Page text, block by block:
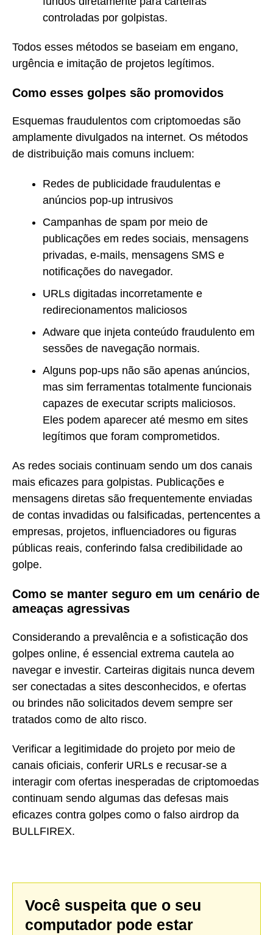
controladas por golpistas.
Todos esses métodos se baseiam em engano,
urgência e imitação de projetos legítimos.
Como esses golpes são promovidos
Esquemas fraudulentos com criptomoedas são
amplamente divulgados na internet. Os métodos
de distribuição mais comuns incluem:
Redes de publicidade fraudulentas e
anúncios pop-up intrusivos
Campanhas de spam por meio de
publicações em redes sociais, mensagens
privadas, e-mails, mensagens SMS e
notificações do navegador.
URLs digitadas incorretamente e
redirecionamentos maliciosos
Adware que injeta conteúdo fraudulento em
sessões de navegação normais.
Alguns pop-ups não são apenas anúncios,
mas sim ferramentas totalmente funcionais
capazes de executar scripts maliciosos.
Eles podem aparecer até mesmo em sites
legítimos que foram comprometidos.
As redes sociais continuam sendo um dos canais
mais eficazes para golpistas. Publicações e
mensagens diretas são frequentemente enviadas
de contas invadidas ou falsificadas, pertencentes a
empresas, projetos, influenciadores ou figuras
públicas reais, conferindo falsa credibilidade ao
golpe.
Como se manter seguro em um cenário de
ameaças agressivas
Considerando a prevalência e a sofisticação dos
golpes online, é essencial extrema cautela ao
navegar e investir. Carteiras digitais nunca devem
ser conectadas a sites desconhecidos, e ofertas
ou brindes não solicitados devem sempre ser
tratados como de alto risco.
Verificar a legitimidade do projeto por meio de
canais oficiais, conferir URLs e recusar-se a
interagir com ofertas inesperadas de criptomoedas
continuam sendo algumas das defesas mais
eficazes contra golpes como o falso airdrop da
BULLFIREX.
Você suspeita que o seu
computador pode estar